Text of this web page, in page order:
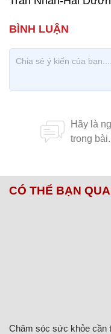
CÓ THỂ BẠN
Chăm sóc sức khỏe cần